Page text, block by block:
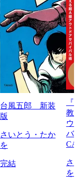
台風五郎 新装
版
さいとう・たか
を
完結
教
ウ
バ
さ
を